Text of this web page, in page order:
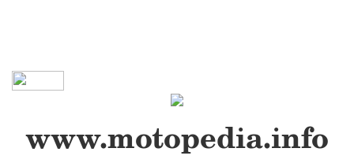
www.motopedia.info